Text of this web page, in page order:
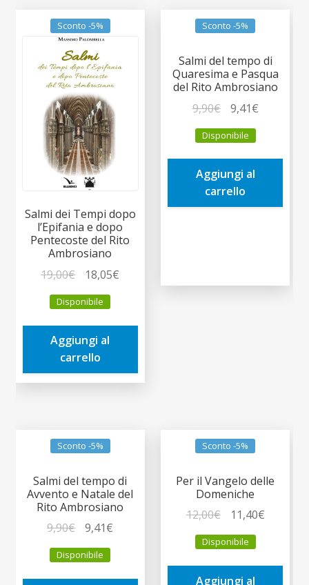
Sconto -5%
Salmi dei Tempi dopo
l’Epifania e dopo
Pentecoste del Rito
Ambrosiano
19,00€
prezzo
originale
era:
19,00€.
18,05€
è:
Disponibile
Aggiungi al
carrello
Sconto -5%
Salmi del tempo di
Quaresima e Pasqua
del Rito Ambrosiano
9,90€
prezzo
originale
era:
9,90€.
9,41€Il
è:
Disponibile
Aggiungi al
carrello
Sconto -5%
Salmi del tempo di
Avvento e Natale del
Rito Ambrosiano
9,90€
prezzo
originale
era:
9,41€
è:
Disponibile
Sconto -5%
Per il Vangelo delle
Domeniche
12,00€
prezzo
originale
era:
11,40€Il
è:
Disponibile
Aggiungi al